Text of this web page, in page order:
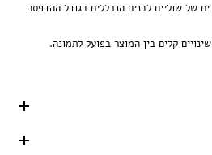
קלים בין המוצר בפועל לתמונה.